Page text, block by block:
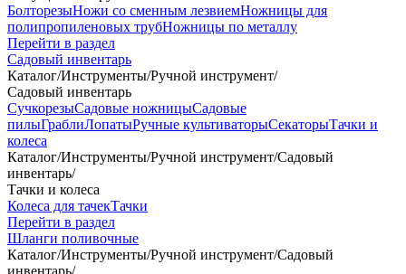
БолторезыНожи со сменным лезвиемНожницы для
полипропиленовых трубНожницы по металлу
Перейти в раздел
Садовый инвентарь
Каталог/Инструменты/Ручной инструмент/
Садовый инвентарь
СучкорезыСадовые ножницыСадовые
пилыГраблиЛопатыРучные культиваторыСекаторыТачки и
колеса
Каталог/Инструменты/Ручной инструмент/Садовый
инвентарь/
Тачки и колеса
Колеса для тачекТачки
Перейти в раздел
Шланги поливочные
Каталог/Инструменты/Ручной инструмент/Садовый
инвентарь/